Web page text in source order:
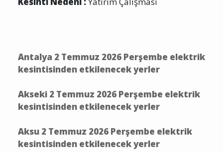
Antalya 2 Temmuz 2026 Perşembe elektrik
kesintisinden etkilenecek yerler
Akseki 2 Temmuz 2026 Perşembe elektrik
kesintisinden etkilenecek yerler
Aksu 2 Temmuz 2026 Perşembe elektrik
kesintisinden etkilenecek yerler